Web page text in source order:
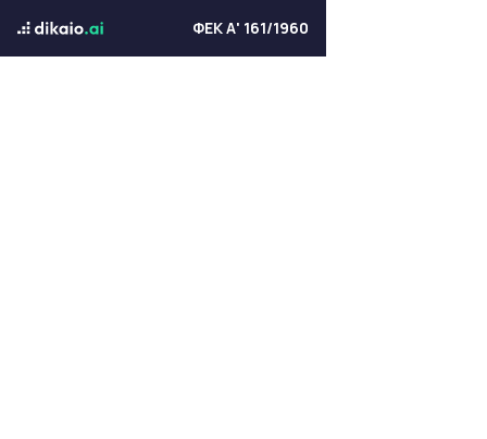
ΦΕΚ Α' 161/1960